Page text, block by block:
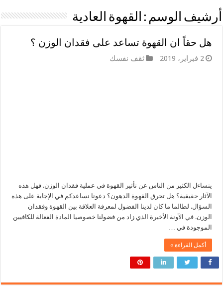
أرشيف الوسم : القهوة العادية
هل حقاً ان القهوة تساعد على فقدان الوزن ؟
2 فبراير، 2019 ثقف نفسك
يتساءل الكثير من الناس عن تأثير القهوة في عملية فقدان الوزن. فهل هذه
الآثار حقيقية؟ هل تحرق القهوة الدهون؟ دعونا نساعدكم في الإجابة على هذه
السؤال. لطالما ما كان لدينا الفضول لمعرفة العلاقة بين القهوة وفقدان
الوزن. في الآونة الأخيرة الذي زاد من فضولنا خصوصيا المادة الفعالة للكافيين
الموجودة في …
أكمل القراءة »